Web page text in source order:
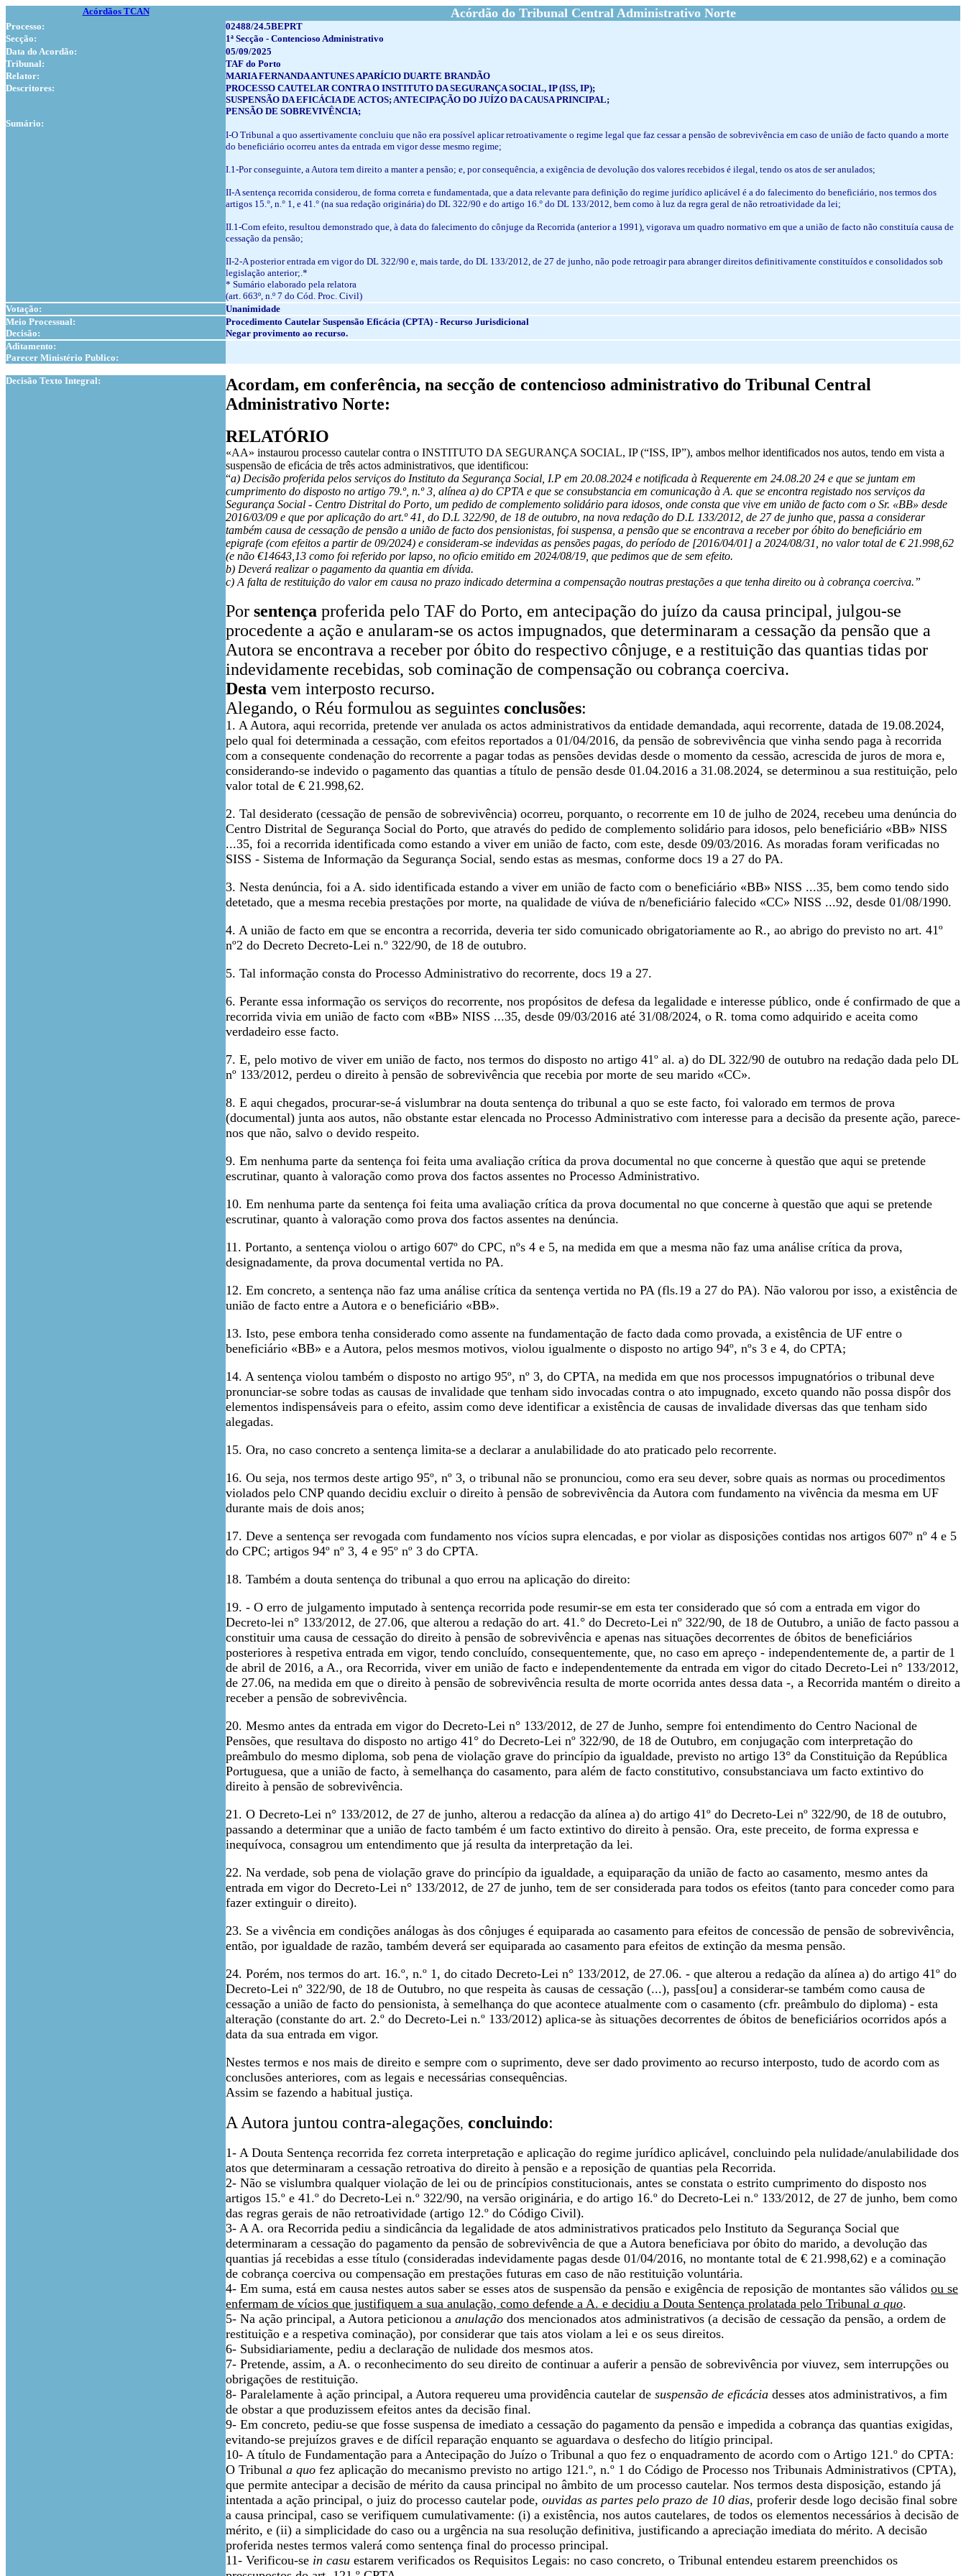
Acórdãos TCAN Acórdão do Tribunal Central Administrativo Norte
Processo:
02488/24.5BEPRT
Secção:
1ª Secção - Contencioso Administrativo
Data do Acordão:
05/09/2025
Tribunal:
TAF do Porto
Relator:
MARIA FERNANDA ANTUNES APARÍCIO DUARTE BRANDÃO
Descritores:
PROCESSO CAUTELAR CONTRA O INSTITUTO DA SEGURANÇA SOCIAL, IP (ISS, IP);
SUSPENSÃO DA EFICÁCIA DE ACTOS; ANTECIPAÇÃO DO JUÍZO DA CAUSA PRINCIPAL;
PENSÃO DE SOBREVIVÊNCIA;
Sumário:
I-O Tribunal a quo assertivamente concluiu que não era possível aplicar retroativamente o regime legal que faz cessar a pensão de sobrevivência em caso de união de facto quando a morte
do beneficiário ocorreu antes da entrada em vigor desse mesmo regime;
I.1-Por conseguinte, a Autora tem direito a manter a pensão; e, por consequência, a exigência de devolução dos valores recebidos é ilegal, tendo os atos de ser anulados;
II-A sentença recorrida considerou, de forma correta e fundamentada, que a data relevante para definição do regime jurídico aplicável é a do falecimento do beneficiário, nos termos dos
artigos 15.°, n.° 1, e 41.° (na sua redação originária) do DL 322/90 e do artigo 16.° do DL 133/2012, bem como à luz da regra geral de não retroatividade da lei;
II.1-Com efeito, resultou demonstrado que, à data do falecimento do cônjuge da Recorrida (anterior a 1991), vigorava um quadro normativo em que a união de facto não constituía causa de
cessação da pensão;
II-2-A posterior entrada em vigor do DL 322/90 e, mais tarde, do DL 133/2012, de 27 de junho, não pode retroagir para abranger direitos definitivamente constituídos e consolidados sob
legislação anterior;.*
* Sumário elaborado pela relatora
(art. 663º, n.º 7 do Cód. Proc. Civil)
Votação:
Unanimidade
Meio Processual:
Procedimento Cautelar Suspensão Eficácia (CPTA) - Recurso Jurisdicional
Decisão:
Negar provimento ao recurso.
Aditamento:
Parecer Ministério Publico:
Decisão Texto Integral:
Acordam, em conferência, na secção de contencioso administrativo do Tribunal Central
Administrativo Norte:
RELATÓRIO
«AA» instaurou processo cautelar contra o INSTITUTO DA SEGURANÇA SOCIAL, IP (“ISS, IP”), ambos melhor identificados nos autos, tendo em vista a
suspensão de eficácia de três actos administrativos, que identificou:
“a) Decisão proferida pelos serviços do Instituto da Segurança Social, I.P em 20.08.2024 e notificada à Requerente em 24.08.20 24 e que se juntam em
cumprimento do disposto no artigo 79.º, n.º 3, alínea a) do CPTA e que se consubstancia em comunicação à A. que se encontra registado nos serviços da
Segurança Social - Centro Distrital do Porto, um pedido de complemento solidário para idosos, onde consta que vive em união de facto com o Sr. «BB» desde
2016/03/09 e que por aplicação do art.º 41, do D.L 322/90, de 18 de outubro, na nova redação do D.L 133/2012, de 27 de junho que, passa a considerar
também causa de cessação de pensão a união de facto dos pensionistas, foi suspensa, a pensão que se encontrava a receber por óbito do beneficiário em
epigrafe (com efeitos a partir de 09/2024) e consideram-se indevidas as pensões pagas, do período de [2016/04/01] a 2024/08/31, no valor total de € 21.998,62
(e não €14643,13 como foi referido por lapso, no oficio emitido em 2024/08/19, que pedimos que de sem efeito.
b) Deverá realizar o pagamento da quantia em dívida.
c) A falta de restituição do valor em causa no prazo indicado determina a compensação noutras prestações a que tenha direito ou à cobrança coerciva.”
Por sentença proferida pelo TAF do Porto, em antecipação do juízo da causa principal, julgou-se
procedente a ação e anularam-se os actos impugnados, que determinaram a cessação da pensão que a
Autora se encontrava a receber por óbito do respectivo cônjuge, e a restituição das quantias tidas por
indevidamente recebidas, sob cominação de compensação ou cobrança coerciva.
Desta vem interposto recurso.
Alegando, o Réu formulou as seguintes conclusões:
1. A Autora, aqui recorrida, pretende ver anulada os actos administrativos da entidade demandada, aqui recorrente, datada de 19.08.2024,
pelo qual foi determinada a cessação, com efeitos reportados a 01/04/2016, da pensão de sobrevivência que vinha sendo paga à recorrida
com a consequente condenação do recorrente a pagar todas as pensões devidas desde o momento da cessão, acrescida de juros de mora e,
considerando-se indevido o pagamento das quantias a título de pensão desde 01.04.2016 a 31.08.2024, se determinou a sua restituição, pelo
valor total de € 21.998,62.
2. Tal desiderato (cessação de pensão de sobrevivência) ocorreu, porquanto, o recorrente em 10 de julho de 2024, recebeu uma denúncia do
Centro Distrital de Segurança Social do Porto, que através do pedido de complemento solidário para idosos, pelo beneficiário «BB» NISS
...35, foi a recorrida identificada como estando a viver em união de facto, com este, desde 09/03/2016. As moradas foram verificadas no
SISS - Sistema de Informação da Segurança Social, sendo estas as mesmas, conforme docs 19 a 27 do PA.
3. Nesta denúncia, foi a A. sido identificada estando a viver em união de facto com o beneficiário «BB» NISS ...35, bem como tendo sido
detetado, que a mesma recebia prestações por morte, na qualidade de viúva de n/beneficiário falecido «CC» NISS ...92, desde 01/08/1990.
4. A união de facto em que se encontra a recorrida, deveria ter sido comunicado obrigatoriamente ao R., ao abrigo do previsto no art. 41º
nº2 do Decreto Decreto-Lei n.º 322/90, de 18 de outubro.
5. Tal informação consta do Processo Administrativo do recorrente, docs 19 a 27.
6. Perante essa informação os serviços do recorrente, nos propósitos de defesa da legalidade e interesse público, onde é confirmado de que a
recorrida vivia em união de facto com «BB» NISS ...35, desde 09/03/2016 até 31/08/2024, o R. toma como adquirido e aceita como
verdadeiro esse facto.
7. E, pelo motivo de viver em união de facto, nos termos do disposto no artigo 41º al. a) do DL 322/90 de outubro na redação dada pelo DL
nº 133/2012, perdeu o direito à pensão de sobrevivência que recebia por morte de seu marido «CC».
8. E aqui chegados, procurar-se-á vislumbrar na douta sentença do tribunal a quo se este facto, foi valorado em termos de prova
(documental) junta aos autos, não obstante estar elencada no Processo Administrativo com interesse para a decisão da presente ação, parece-
nos que não, salvo o devido respeito.
9. Em nenhuma parte da sentença foi feita uma avaliação crítica da prova documental no que concerne à questão que aqui se pretende
escrutinar, quanto à valoração como prova dos factos assentes no Processo Administrativo.
10. Em nenhuma parte da sentença foi feita uma avaliação crítica da prova documental no que concerne à questão que aqui se pretende
escrutinar, quanto à valoração como prova dos factos assentes na denúncia.
11. Portanto, a sentença violou o artigo 607º do CPC, nºs 4 e 5, na medida em que a mesma não faz uma análise crítica da prova,
designadamente, da prova documental vertida no PA.
12. Em concreto, a sentença não faz uma análise crítica da sentença vertida no PA (fls.19 a 27 do PA). Não valorou por isso, a existência de
união de facto entre a Autora e o beneficiário «BB».
13. Isto, pese embora tenha considerado como assente na fundamentação de facto dada como provada, a existência de UF entre o
beneficiário «BB» e a Autora, pelos mesmos motivos, violou igualmente o disposto no artigo 94º, nºs 3 e 4, do CPTA;
14. A sentença violou também o disposto no artigo 95º, nº 3, do CPTA, na medida em que nos processos impugnatórios o tribunal deve
pronunciar-se sobre todas as causas de invalidade que tenham sido invocadas contra o ato impugnado, exceto quando não possa dispôr dos
elementos indispensáveis para o efeito, assim como deve identificar a existência de causas de invalidade diversas das que tenham sido
alegadas.
15. Ora, no caso concreto a sentença limita-se a declarar a anulabilidade do ato praticado pelo recorrente.
16. Ou seja, nos termos deste artigo 95º, nº 3, o tribunal não se pronunciou, como era seu dever, sobre quais as normas ou procedimentos
violados pelo CNP quando decidiu excluir o direito à pensão de sobrevivência da Autora com fundamento na vivência da mesma em UF
durante mais de dois anos;
17. Deve a sentença ser revogada com fundamento nos vícios supra elencadas, e por violar as disposições contidas nos artigos 607º nº 4 e 5
do CPC; artigos 94º nº 3, 4 e 95º nº 3 do CPTA.
18. Também a douta sentença do tribunal a quo errou na aplicação do direito:
19. - O erro de julgamento imputado à sentença recorrida pode resumir-se em esta ter considerado que só com a entrada em vigor do
Decreto-lei n° 133/2012, de 27.06, que alterou a redação do art. 41.° do Decreto-Lei nº 322/90, de 18 de Outubro, a união de facto passou a
constituir uma causa de cessação do direito à pensão de sobrevivência e apenas nas situações decorrentes de óbitos de beneficiários
posteriores à respetiva entrada em vigor, tendo concluído, consequentemente, que, no caso em apreço - independentemente de, a partir de 1
de abril de 2016, a A., ora Recorrida, viver em união de facto e independentemente da entrada em vigor do citado Decreto-Lei n° 133/2012,
de 27.06, na medida em que o direito à pensão de sobrevivência resulta de morte ocorrida antes dessa data -, a Recorrida mantém o direito a
receber a pensão de sobrevivência.
20. Mesmo antes da entrada em vigor do Decreto-Lei n° 133/2012, de 27 de Junho, sempre foi entendimento do Centro Nacional de
Pensões, que resultava do disposto no artigo 41° do Decreto-Lei nº 322/90, de 18 de Outubro, em conjugação com interpretação do
preâmbulo do mesmo diploma, sob pena de violação grave do princípio da igualdade, previsto no artigo 13° da Constituição da República
Portuguesa, que a união de facto, à semelhança do casamento, para além de facto constitutivo, consubstanciava um facto extintivo do
direito à pensão de sobrevivência.
21. O Decreto-Lei n° 133/2012, de 27 de junho, alterou a redacção da alínea a) do artigo 41º do Decreto-Lei nº 322/90, de 18 de outubro,
passando a determinar que a união de facto também é um facto extintivo do direito à pensão. Ora, este preceito, de forma expressa e
inequívoca, consagrou um entendimento que já resulta da interpretação da lei.
22. Na verdade, sob pena de violação grave do princípio da igualdade, a equiparação da união de facto ao casamento, mesmo antes da
entrada em vigor do Decreto-Lei n° 133/2012, de 27 de junho, tem de ser considerada para todos os efeitos (tanto para conceder como para
fazer extinguir o direito).
23. Se a vivência em condições análogas às dos cônjuges é equiparada ao casamento para efeitos de concessão de pensão de sobrevivência,
então, por igualdade de razão, também deverá ser equiparada ao casamento para efeitos de extinção da mesma pensão.
24. Porém, nos termos do art. 16.º, n.º 1, do citado Decreto-Lei n° 133/2012, de 27.06. - que alterou a redação da alínea a) do artigo 41º do
Decreto-Lei nº 322/90, de 18 de Outubro, no que respeita às causas de cessação (...), pass[ou] a considerar-se também como causa de
cessação a união de facto do pensionista, à semelhança do que acontece atualmente com o casamento (cfr. preâmbulo do diploma) - esta
alteração (constante do art. 2.º do Decreto-Lei n.º 133/2012) aplica-se às situações decorrentes de óbitos de beneficiários ocorridos após a
data da sua entrada em vigor.
Nestes termos e nos mais de direito e sempre com o suprimento, deve ser dado provimento ao recurso interposto, tudo de acordo com as
conclusões anteriores, com as legais e necessárias consequências.
Assim se fazendo a habitual justiça.
A Autora juntou contra-alegações, concluindo:
1- A Douta Sentença recorrida fez correta interpretação e aplicação do regime jurídico aplicável, concluindo pela nulidade/anulabilidade dos
atos que determinaram a cessação retroativa do direito à pensão e a reposição de quantias pela Recorrida.
2- Não se vislumbra qualquer violação de lei ou de princípios constitucionais, antes se constata o estrito cumprimento do disposto nos
artigos 15.º e 41.º do Decreto-Lei n.º 322/90, na versão originária, e do artigo 16.º do Decreto-Lei n.º 133/2012, de 27 de junho, bem como
das regras gerais de não retroatividade (artigo 12.º do Código Civil).
3- A A. ora Recorrida pediu a sindicância da legalidade de atos administrativos praticados pelo Instituto da Segurança Social que
determinaram a cessação do pagamento da pensão de sobrevivência de que a Autora beneficiava por óbito do marido, a devolução das
quantias já recebidas a esse título (consideradas indevidamente pagas desde 01/04/2016, no montante total de € 21.998,62) e a cominação
de cobrança coerciva ou compensação em prestações futuras em caso de não restituição voluntária.
4- Em suma, está em causa nestes autos saber se esses atos de suspensão da pensão e exigência de reposição de montantes são válidos ou se
enfermam de vícios que justifiquem a sua anulação, como defende a A. e decidiu a Douta Sentença prolatada pelo Tribunal a quo.
5- Na ação principal, a Autora peticionou a anulação dos mencionados atos administrativos (a decisão de cessação da pensão, a ordem de
restituição e a respetiva cominação), por considerar que tais atos violam a lei e os seus direitos.
6- Subsidiariamente, pediu a declaração de nulidade dos mesmos atos.
7- Pretende, assim, a A. o reconhecimento do seu direito de continuar a auferir a pensão de sobrevivência por viuvez, sem interrupções ou
obrigações de restituição.
8- Paralelamente à ação principal, a Autora requereu uma providência cautelar de suspensão de eficácia desses atos administrativos, a fim
de obstar a que produzissem efeitos antes da decisão final.
9- Em concreto, pediu-se que fosse suspensa de imediato a cessação do pagamento da pensão e impedida a cobrança das quantias exigidas,
evitando-se prejuízos graves e de difícil reparação enquanto se aguardava o desfecho do litígio principal.
10- A título de Fundamentação para a Antecipação do Juízo o Tribunal a quo fez o enquadramento de acordo com o Artigo 121.º do CPTA:
O Tribunal a quo fez aplicação do mecanismo previsto no artigo 121.º, n.º 1 do Código de Processo nos Tribunais Administrativos (CPTA),
que permite antecipar a decisão de mérito da causa principal no âmbito de um processo cautelar. Nos termos desta disposição, estando já
intentada a ação principal, o juiz do processo cautelar pode, ouvidas as partes pelo prazo de 10 dias, proferir desde logo decisão final sobre
a causa principal, caso se verifiquem cumulativamente: (i) a existência, nos autos cautelares, de todos os elementos necessários à decisão de
mérito, e (ii) a simplicidade do caso ou a urgência na sua resolução definitiva, justificando a apreciação imediata do mérito. A decisão
proferida nestes termos valerá como sentença final do processo principal.
11- Verificou-se in casu estarem verificados os Requisitos Legais: no caso concreto, o Tribunal entendeu estarem preenchidos os